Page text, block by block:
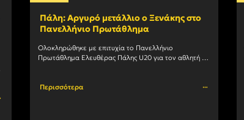
Πάλη: Αργυρό μετάλλιο ο Ξενάκης στο
Πανελλήνιο Πρωτάθλημα
Ολοκληρώθηκε με επιτυχία το Πανελλήνιο
Πρωτάθλημα Ελευθέρας Πάλης U20 για τον αθλητή
Περισσότερα